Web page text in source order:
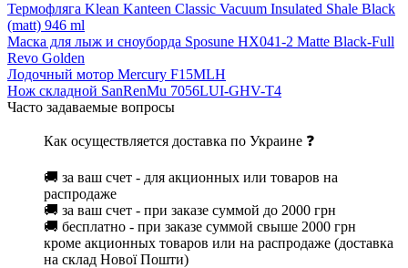
Термофляга Klean Kanteen Classic Vacuum Insulated Shale Black
(matt) 946 ml
Маска для лыж и сноуборда Sposune HX041-2 Matte Black-Full
Revo Golden
Лодочный мотор Mercury F15MLH
Нож складной SanRenMu 7056LUI-GHV-T4
Часто задаваемые вопросы
Как осуществляется доставка по Украине ❓
🚚 за ваш счет - для акционных или товаров на
распродаже
🚚 за ваш счет - при заказе суммой до 2000 грн
🚚 бесплатно - при заказе суммой свыше 2000 грн
кроме акционных товаров или на распродаже (доставка
на склад Нової Пошти)